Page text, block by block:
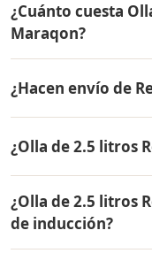
¿Cuánto cuesta
Maraqon?
todo el Perú.
el precio actual,
de pago en cuotas
¿Hacen envío de
a Maraqon,
entrega.
¿Olla de 2.5 litros
vida contra defectos
productos Rena
inoxidable
¿Olla de 2.5 litros
de inducción?